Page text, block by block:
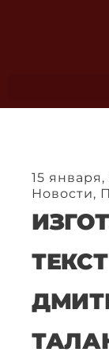
15 января,
Новости,